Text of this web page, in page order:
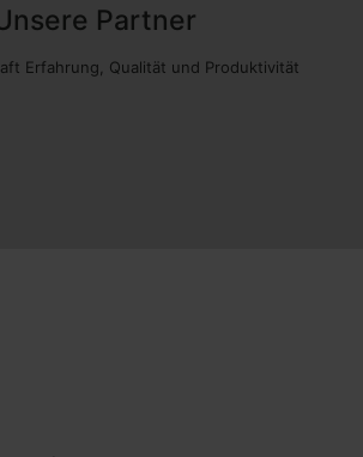
Partner
Erfahrung, Qualität und Produktivität